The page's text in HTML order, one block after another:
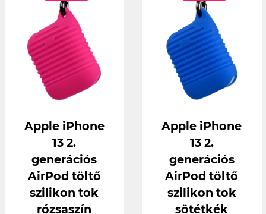
Apple iPhone
13 2.
generációs
AirPod töltő
szilikon tok
rózsaszín
Apple iPhone
13 2.
generációs
AirPod töltő
szilikon tok
sötétkék